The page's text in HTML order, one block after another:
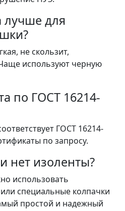
лучше для
не скользит,
используют черную
по ГОСТ 16214-
ГОСТ 16214-
по запросу.
нет изоленты?
использовать
специальные колпачки
простой и надежный